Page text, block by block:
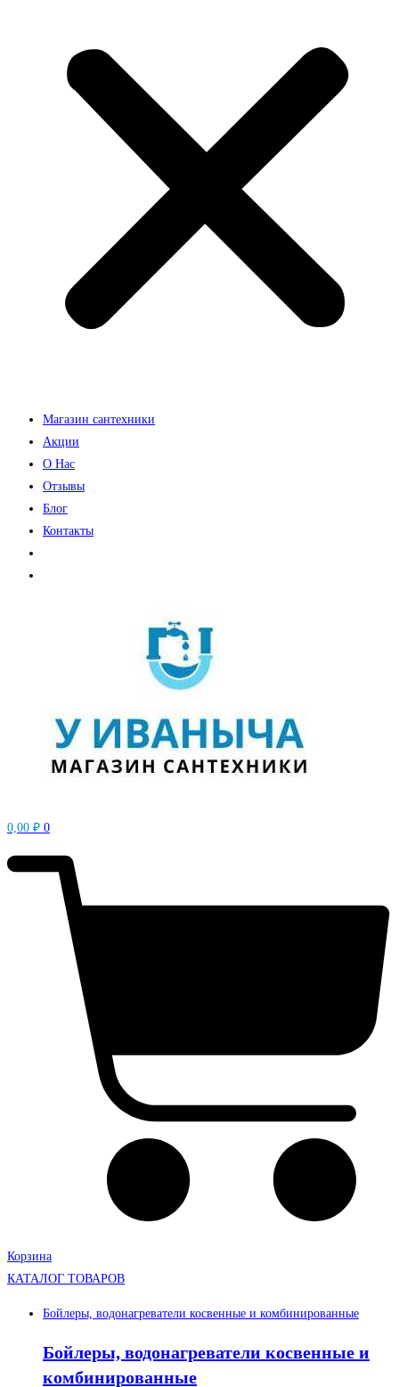
Магазин сантехники
Акции
О Нас
Отзывы
Блог
Контакты
0,00 ₽ 0
Корзина
КАТАЛОГ ТОВАРОВ
Бойлеры, водонагреватели косвенные и комбинированные
Бойлеры, водонагреватели косвенные и
комбинированные